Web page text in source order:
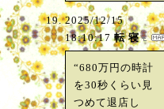
2025/12/15
18:10:17 転 寝
“680万円の時計
を30秒くらい見
つめて退店し